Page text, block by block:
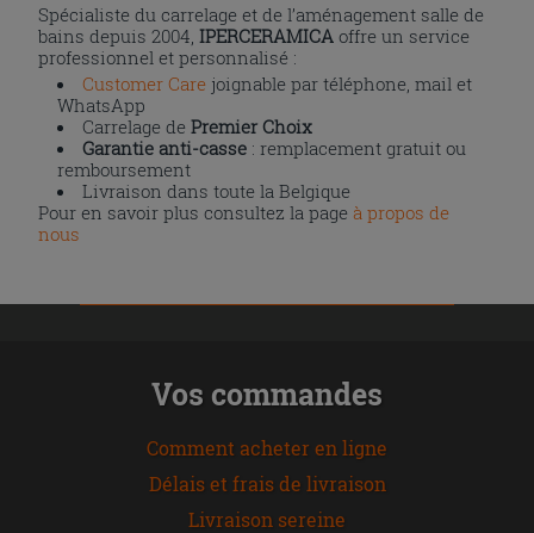
Spécialiste du carrelage et de l’aménagement salle de
bains depuis 2004,IPERCERAMICA offre un service
professionnel et personnalisé :
Customer Care joignable par téléphone, mail et
WhatsApp
Carrelage dePremier Choix
Garantie anti-casse : remplacement gratuit ou
remboursement
Livraison dans toute la Belgique
Pour en savoir plus consultez la page à propos de
nous
Vos commandes
Comment acheter en ligne
Délais et frais de livraison
Livraison sereine